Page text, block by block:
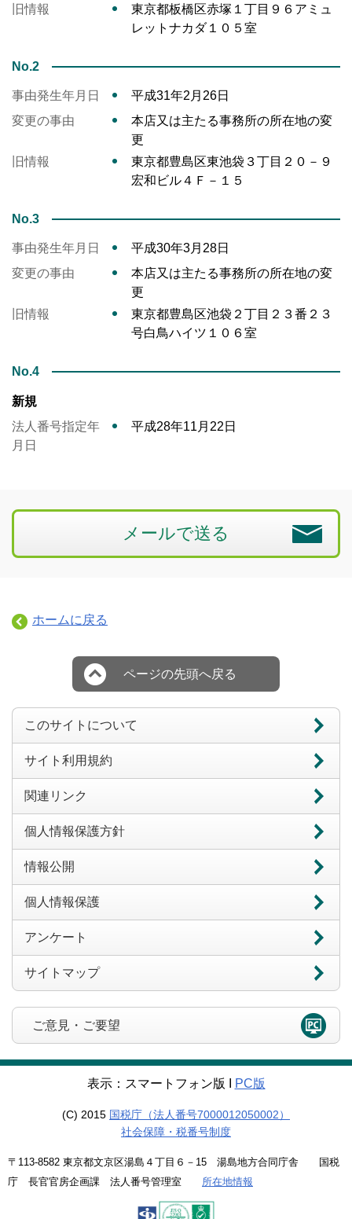
旧情報
東京都板橋区赤塚１丁目９６アミュ
レットナカダ１０５室
No.2
事由発生年月日
平成31年2月26日
変更の事由
本店又は主たる事務所の所在地の変
更
旧情報
東京都豊島区東池袋３丁目２０－９
宏和ビル４Ｆ－１５
No.3
事由発生年月日
平成30年3月28日
変更の事由
本店又は主たる事務所の所在地の変
更
旧情報
東京都豊島区池袋２丁目２３番２３
号白鳥ハイツ１０６室
No.4
新規
法人番号指定年
月日
平成28年11月22日
メールで送る
ホームに戻る
ページの先頭へ戻る
このサイトについて
サイト利用規約
関連リンク
個人情報保護方針
情報公開
個人情報保護
アンケート
サイトマップ
ご意見・ご要望
表示：スマートフォン版 Ι PC版
(C) 2015 国税庁（法人番号7000012050002）
社会保障・税番号制度
〒113-8582 東京都文京区湯島４丁目６－15 湯島地方合同庁舎 国税
庁 長官官房企画課 法人番号管理室 所在地情報